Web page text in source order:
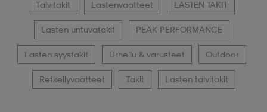
Talvitakit Lastenvaatteet LASTEN TAKIT
Lasten untuvatakit PEAK PERFORMANCE
Lasten syystakit Urheilu & varusteet Outdoor
Retkeilyvaatteet Takit Lasten talvitakit